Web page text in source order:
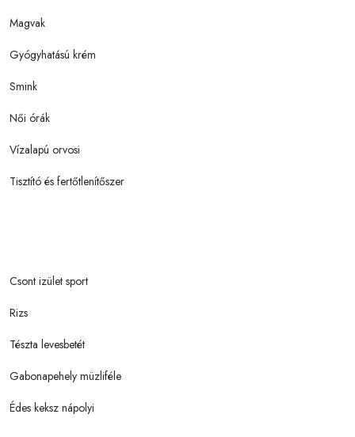
Magvak
Gyógyhatású krém
Smink
Női órák
Vízalapú orvosi
Tisztító és fertőtlenítőszer
Csont izület sport
Rizs
Tészta levesbetét
Gabonapehely müzliféle
Édes keksz nápolyi